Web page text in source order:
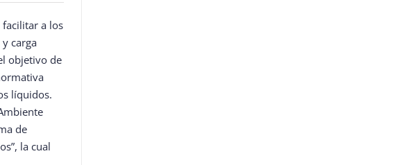
facilitar a los
carga
objetivo de
líquidos.
de
la cual